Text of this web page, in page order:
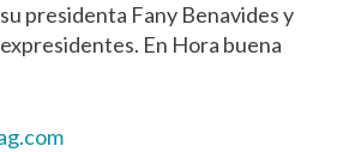
presidenta Fany Benavides y
En Hora buena